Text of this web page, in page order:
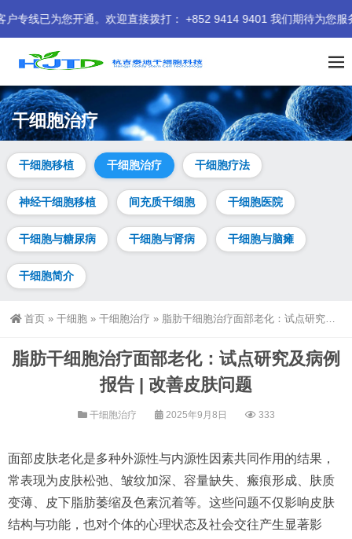
为您开通。欢迎直接拨打： +852 9414 9401 我们期待为您服务。
干细胞治疗
干细胞移植 干细胞治疗 干细胞疗法
神经干细胞移植 间充质干细胞 干细胞医院
干细胞与糖尿病 干细胞与肾病 干细胞与脑瘫
干细胞简介
首页 » 干细胞 » 干细胞治疗 » 脂肪干细胞治疗面部老化：试点研究及病例报告 | 改善皮肤问题
脂肪干细胞治疗面部老化：试点研究及病例
报告 | 改善皮肤问题
干细胞治疗 2025年9月8日 333
面部皮肤老化是多种外源性与内源性因素共同作用的结果，
常表现为皮肤松弛、皱纹加深、容量缺失、瘢痕形成、肤质
变薄、皮下脂肪萎缩及色素沉着等。这些问题不仅影响皮肤
结构与功能，也对个体的心理状态及社会交往产生显著影